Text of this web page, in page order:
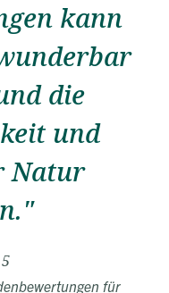
kann
die
und
Natur
für